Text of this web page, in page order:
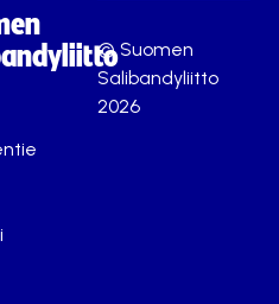
© Suomen
Salibandyliitto
2026